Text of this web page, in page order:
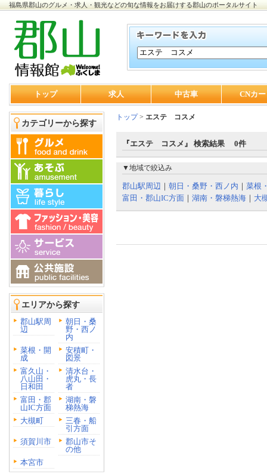
福島県郡山のグルメ・求人・観光などの旬な情報をお届けする郡山のポータルサイト
トップ 求人 中古車 CNカ
カテゴリーから探す
エリアから探す
郡山駅周
辺
朝日・桑
野・西ノ
内
菜根・開
成
安積町・
図景
富久山・
八山田・
日和田
清水台・
虎丸・長
者
富田・郡
山IC方面
湖南・磐
梯熱海
大槻町
三春・船
引方面
須賀川市
郡山市そ
の他
本宮市
トップ> エステ コスメ
『エステ コスメ』 検索結果 0件
▼地域で絞込み
郡山駅周辺 ｜ 朝日・桑野・西ノ内 ｜ 菜根
富田・郡山IC方面 ｜ 湖南・磐梯熱海 ｜ 大